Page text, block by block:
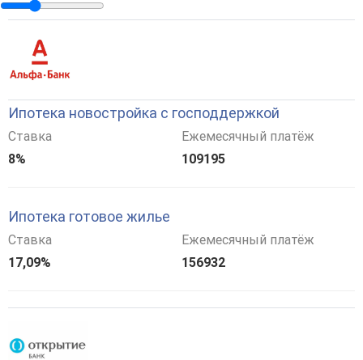
Ипотека новостройка с господдержкой
Ставка
8%
Ежемесячный платёж
109195
Ипотека готовое жилье
Ставка
17,09%
Ежемесячный платёж
156932